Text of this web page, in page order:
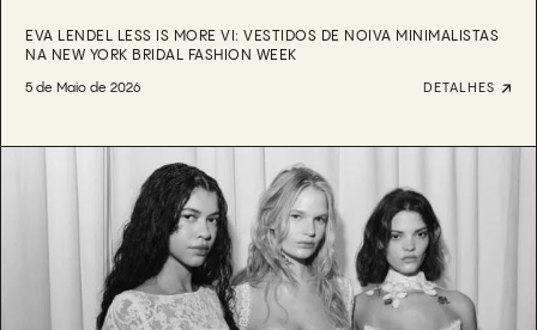
EVA LENDEL LESS IS MORE VI: VESTIDOS DE NOIVA MINIMALISTAS
NA NEW YORK BRIDAL FASHION WEEK
5 de Maio de 2026 DETALHES